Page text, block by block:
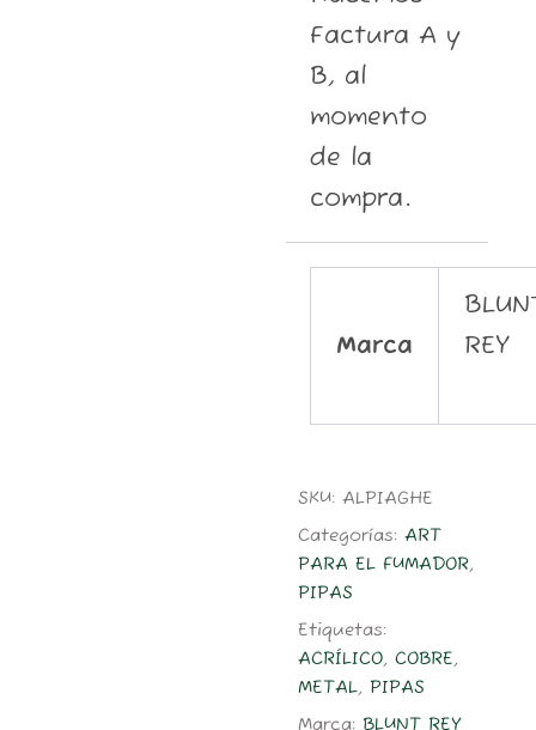
Factura A y
B, al
momento
de la
compra.
Marca
REY
SKU:ALPIAGHE
Categorías:ART
PARA EL FUMADOR,
PIPAS
Etiquetas:
ACRÍLICO,COBRE,
METAL,PIPAS
Marca:BLUNT REY